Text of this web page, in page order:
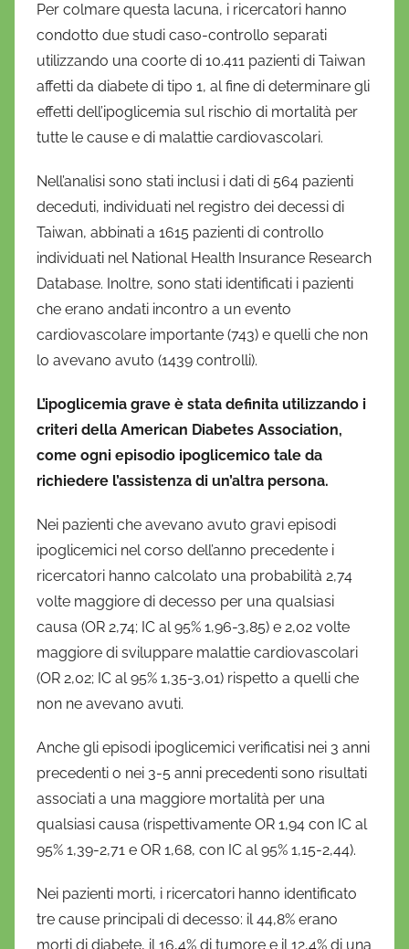
Per colmare questa lacuna, i ricercatori hanno
condotto due studi caso-controllo separati
utilizzando una coorte di 10.411 pazienti di Taiwan
affetti da diabete di tipo 1, al fine di determinare gli
effetti dell’ipoglicemia sul rischio di mortalità per
tutte le cause e di malattie cardiovascolari.
Nell’analisi sono stati inclusi i dati di 564 pazienti
deceduti, individuati nel registro dei decessi di
Taiwan, abbinati a 1615 pazienti di controllo
individuati nel National Health Insurance Research
Database. Inoltre, sono stati identificati i pazienti
che erano andati incontro a un evento
cardiovascolare importante (743) e quelli che non
lo avevano avuto (1439 controlli).
L’ipoglicemia grave è stata definita utilizzando i
criteri della American Diabetes Association,
come ogni episodio ipoglicemico tale da
richiedere l’assistenza di un’altra persona.
Nei pazienti che avevano avuto gravi episodi
ipoglicemici nel corso dell’anno precedente i
ricercatori hanno calcolato una probabilità 2,74
volte maggiore di decesso per una qualsiasi
causa (OR 2,74; IC al 95% 1,96-3,85) e 2,02 volte
maggiore di sviluppare malattie cardiovascolari
(OR 2,02; IC al 95% 1,35-3,01) rispetto a quelli che
non ne avevano avuti.
Anche gli episodi ipoglicemici verificatisi nei 3 anni
precedenti o nei 3-5 anni precedenti sono risultati
associati a una maggiore mortalità per una
qualsiasi causa (rispettivamente OR 1,94 con IC al
95% 1,39-2,71 e OR 1,68, con IC al 95% 1,15-2,44).
Nei pazienti morti, i ricercatori hanno identificato
tre cause principali di decesso: il 44,8% erano
morti di diabete, il 16,4% di tumore e il 12,4% di una